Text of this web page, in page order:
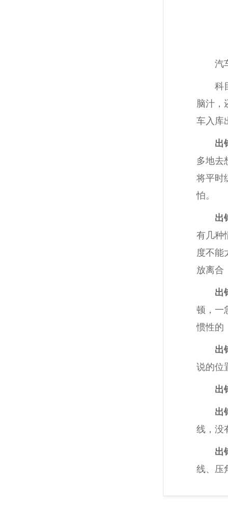
汽
科
脑汁，
车入库
出
多地去
将平时
怕。
出
有几种
度不能
放离合
出
顿，一
惯性的
出
说的位
出
出
线，没
出
线、压